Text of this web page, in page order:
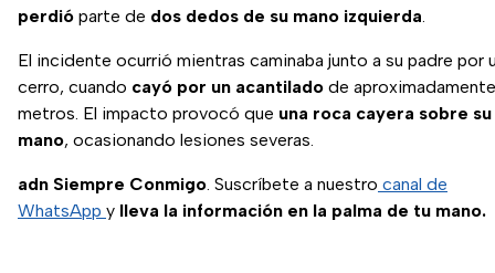
perdió parte de dos dedos de su mano izquierda.
El incidente ocurrió mientras caminaba junto a su padre por
cerro, cuando cayó por un acantilado de
metros. El impacto provocó que una roca cayera sobre su
mano, ocasionando lesiones severas.
adn Siempre Conmigo. Suscríbete a nuestro canal de
WhatsApp y lleva la información en la palma de tu mano.